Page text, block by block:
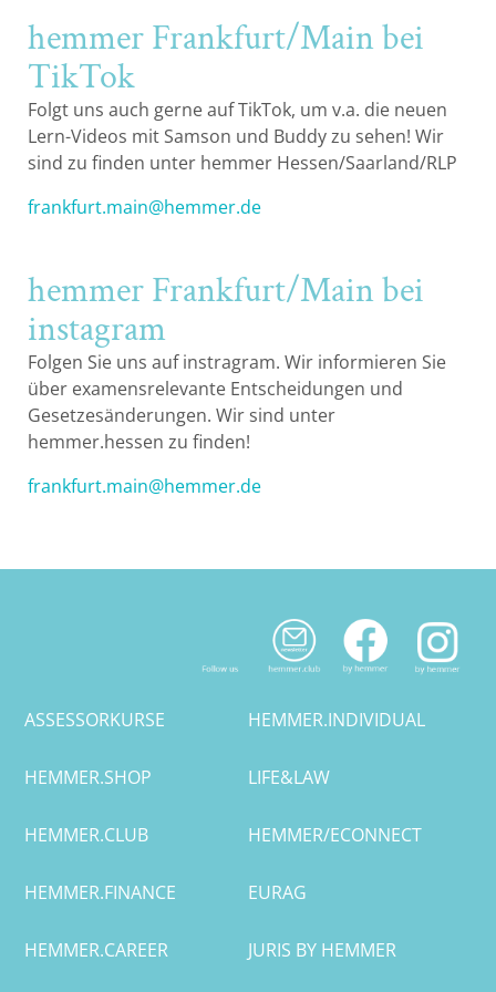
hemmer Frankfurt/Main bei
TikTok
Folgt uns auch gerne auf TikTok, um v.a. die neuen
Lern-Videos mit Samson und Buddy zu sehen! Wir
sind zu finden unter hemmer Hessen/Saarland/RLP
frankfurt.main@hemmer.de
hemmer Frankfurt/Main bei
instagram
Folgen Sie uns auf instragram. Wir informieren Sie
über examensrelevante Entscheidungen und
Gesetzesänderungen. Wir sind unter
hemmer.hessen zu finden!
frankfurt.main@hemmer.de
ASSESSORKURSE HEMMER.INDIVIDUAL
HEMMER.SHOP LIFE&LAW
HEMMER.CLUB HEMMER/ECONNECT
HEMMER.FINANCE EURAG
HEMMER.CAREER JURIS BY HEMMER
Bremen
Düsseldorf
Erlangen
Frankfurt/Main
Freiburg
Gießen
Greifswald
Göttingen
Heidelberg
Jena
Kiel
Konstanz
Köln